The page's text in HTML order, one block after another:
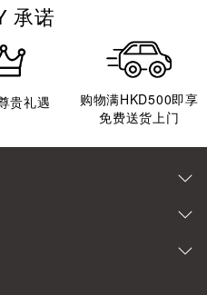
承诺
贵礼遇
购物满HKD500即享
免费送货上门